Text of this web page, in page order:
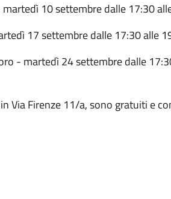
10 settembre dalle 17:30
17 settembre dalle 17:30 alle
- martedì 24 settembre dalle
Via Firenze 11/a, sono gratuiti e